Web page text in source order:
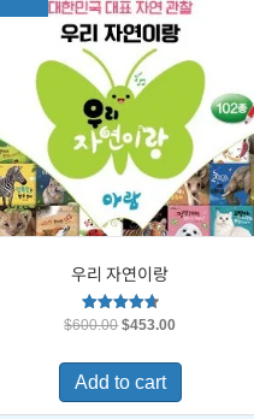
우리 자연이랑
Rated
$600.00Original
was:
$600.00.
$453.00Current
is:
Add to cart